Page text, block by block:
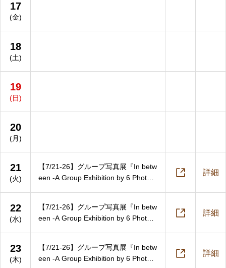
17
(金)
18
(土)
19
(日)
20
(月)
21
(火)
【7/21-26】グループ写真展『In betw
een -A Group Exhibition by 6 Photogr
 詳細
22
(水)
【7/21-26】グループ写真展『In betw
een -A Group Exhibition by 6 Photogr
 詳細
23
(木)
【7/21-26】グループ写真展『In betw
een -A Group Exhibition by 6 Photogr
 詳細